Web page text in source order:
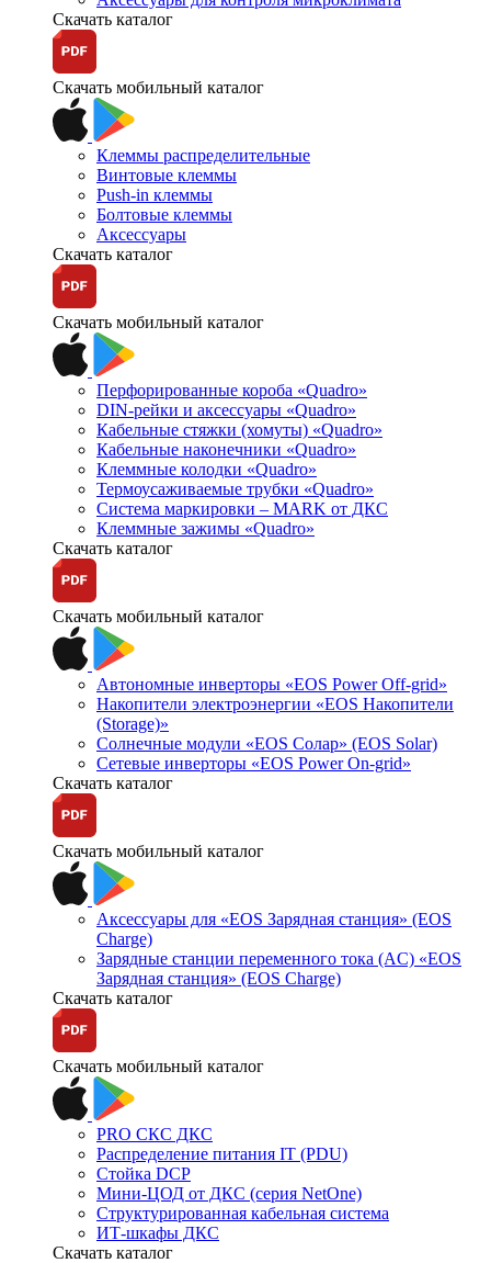
Скачать каталог
Скачать мобильный каталог
Клеммы распределительные
Винтовые клеммы
Push-in клеммы
Болтовые клеммы
Аксессуары
Скачать каталог
Скачать мобильный каталог
Перфорированные короба «Quadro»
DIN-рейки и аксессуары «Quadro»
Кабельные стяжки (хомуты) «Quadro»
Кабельные наконечники «Quadro»
Клеммные колодки «Quadro»
Термоусаживаемые трубки «Quadro»
Система маркировки – MARK от ДКС
Клеммные зажимы «Quadro»
Скачать каталог
Скачать мобильный каталог
Автономные инверторы «EOS Power Off-grid»
Накопители электроэнергии «EOS Накопители
(Storage)»
Солнечные модули «EOS Солар» (EOS Solar)
Сетевые инверторы «EOS Power On-grid»
Скачать каталог
Скачать мобильный каталог
Аксессуары для «EOS Зарядная станция» (EOS
Charge)
Зарядные станции переменного тока (AC) «EOS
Зарядная станция» (EOS Charge)
Скачать каталог
Скачать мобильный каталог
PRO СКС ДКС
Распределение питания IT (PDU)
Стойка DCP
Мини-ЦОД от ДКС (серия NetOne)
Структурированная кабельная система
ИТ-шкафы ДКС
Скачать каталог